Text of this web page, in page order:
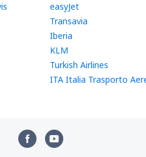
easyJet
Transavia
Iberia
KLM
Turkish Airlines
ITA Italia Trasporto